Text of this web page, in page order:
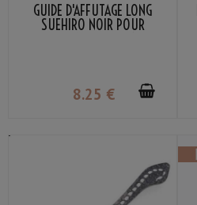
GUIDE D'AFFÛTAGE LONG
SUEHIRO NOIR POUR
8.25 €